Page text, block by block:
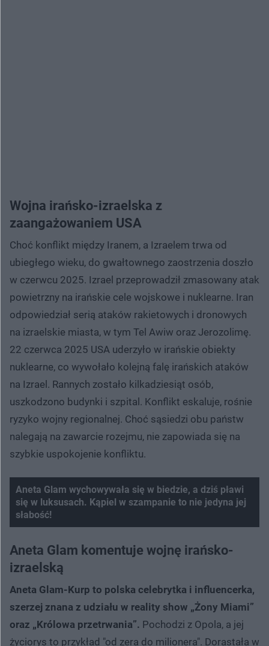
Wojna irańsko-izraelska z
zaangażowaniem USA
Choć konflikt między Iranem, a Izraelem trwa od
ubiegłego wieku, do gwałtownego zaostrzenia doszło
w czerwcu 2025. Izrael przeprowadził zmasowany atak
powietrzny na irańskie cele wojskowe i nuklearne. Iran
odpowiedział serią ataków rakietowych i dronowych
na izraelskie miasta, w tym Tel Awiw oraz Jerozolimę.
22 czerwca 2025 USA uderzyło w irańskie obiekty
nuklearne, co wywołało kolejną falę irańskich ataków
na Izrael. Rannych zostało kilkadziesiąt osób,
uszkodzono budynki i szpital. Konflikt eskaluje, rośnie
ryzyko wojny regionalnej. Choć sąsiedzi obu państw
nalegają na zawarcie rozejmu, nie zapowiada się na
szybkie uspokojenie konfliktu.
Aneta Glam wychowywała się w biedzie, a dziś pławi
się w luksusach. Kąpiel w szampanie to nie jedyna jej
słabość!
Spróbuj ponownie
Aneta Glam komentuje wojnę irańsko-
izraelską
Aneta Glam-Kurp to polska celebrytka i influencerka,
szerzej znana z udziału w reality show „Żony Miami”
oraz „Królowa przetrwania”. Pochodzi z Opola, a jej
życiorys to przykład "od zera do milionera". Dorastała w